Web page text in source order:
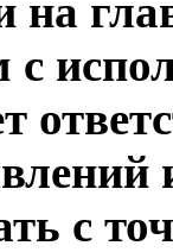
на
с
с